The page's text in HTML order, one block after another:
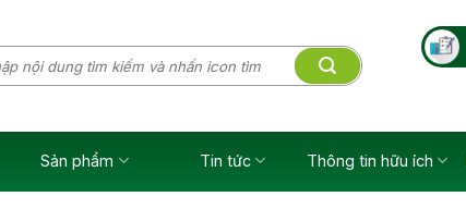
Sản phẩm Tin tức Thông tin hữu ích